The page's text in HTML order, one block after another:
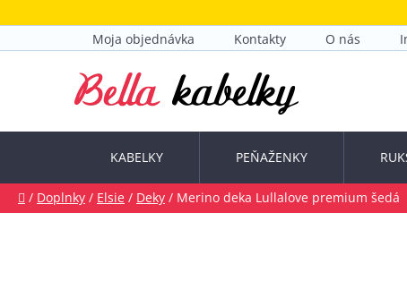
na
Moja objednávka
Kontakty O nás
KABELKY PEŇAŽENKY
Domov
/ Doplnky / Elsie / Deky / Merino deka Lullalove premium šedá